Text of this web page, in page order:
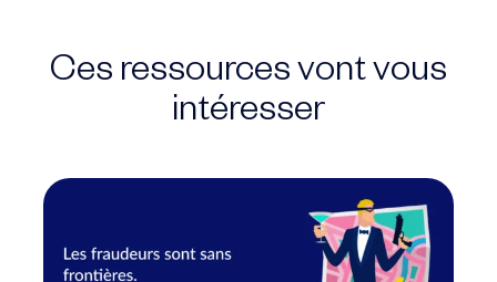
Ces ressources vont vous
intéresser